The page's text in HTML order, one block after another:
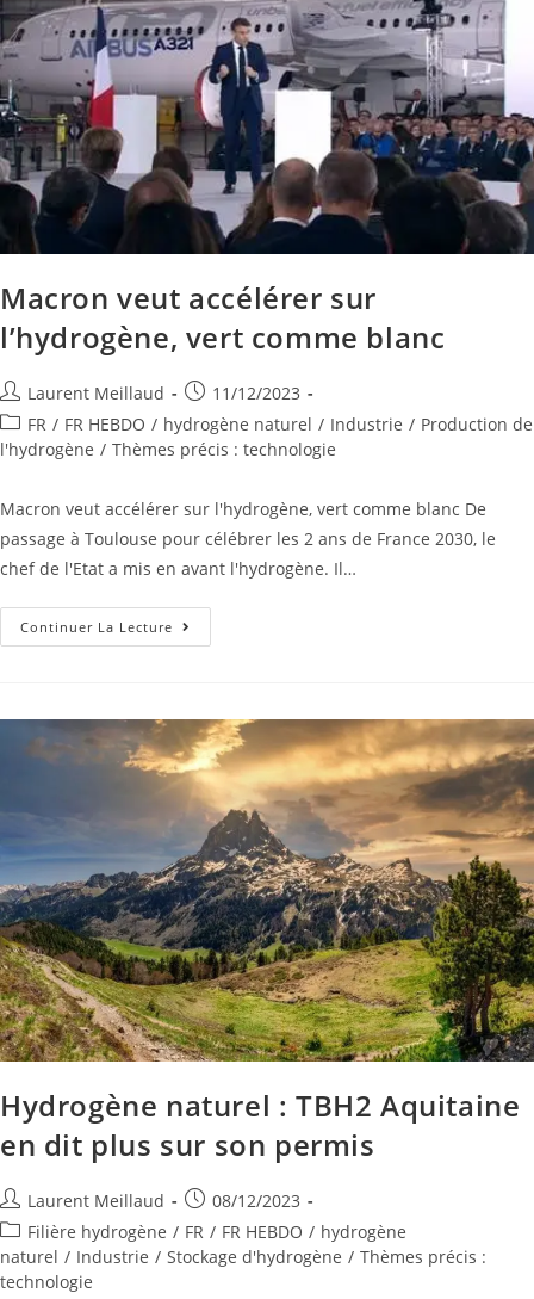
Macron veut accélérer sur
l’hydrogène, vert comme blanc
Laurent Meillaud
11/12/2023
FR / FR HEBDO / hydrogène naturel / Industrie / Production de
l'hydrogène / Thèmes précis : technologie
Macron veut accélérer sur l'hydrogène, vert comme blanc De
passage à Toulouse pour célébrer les 2 ans de France 2030, le
chef de l'Etat a mis en avant l'hydrogène. Il…
Continuer La Lecture
Hydrogène naturel : TBH2 Aquitaine
en dit plus sur son permis
Laurent Meillaud
08/12/2023
Filière hydrogène / FR / FR HEBDO / hydrogène
naturel / Industrie / Stockage d'hydrogène / Thèmes précis :
technologie